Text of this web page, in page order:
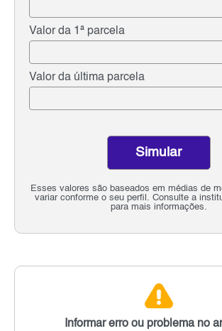
Valor da 1ª parcela
Valor da última parcela
Esses valores são baseados em médias de
variar conforme o seu perfil. Consulte a
para mais informações.
Simular
Informar erro ou problema no